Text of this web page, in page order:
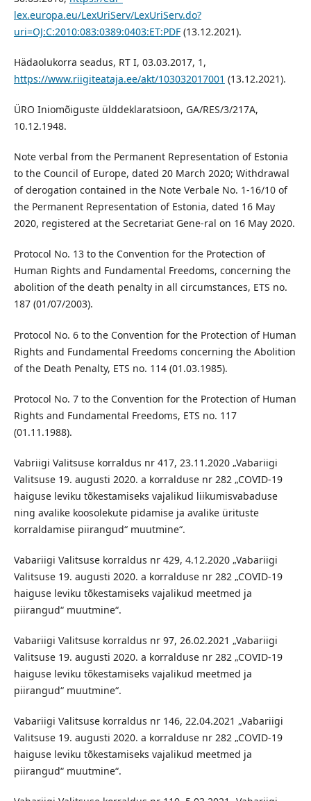
lex.europa.eu/LexUriServ/LexUriServ.do?
uri=OJ:C:2010:083:0389:0403:ET:PDF(13.12.2021).
Hädaolukorra seadus, RT I, 03.03.2017, 1,
https://www.riigiteataja.ee/akt/103032017001 (13.12.2021).
ÜRO Iniomõiguste ülddeklaratsioon, GA/RES/3/217A,
10.12.1948.
Note verbal from the Permanent Representation of Estonia
to the Council of Europe, dated 20 March 2020; Withdrawal
of derogation contained in the Note Verbale No. 1-16/10 of
the Permanent Representation of Estonia, dated 16 May
2020, registered at the Secretariat Gene-ral on 16 May 2020.
Protocol No. 13 to the Convention for the Protection of
Human Rights and Fundamental Freedoms, concerning the
abolition of the death penalty in all circumstances, ETS no.
187 (01/07/2003).
Protocol No. 6 to the Convention for the Protection of Human
Rights and Fundamental Freedoms concerning the Abolition
of the Death Penalty, ETS no. 114 (01.03.1985).
Protocol No. 7 to the Convention for the Protection of Human
Rights and Fundamental Freedoms, ETS no. 117
(01.11.1988).
Vabriigi Valitsuse korraldus nr 417, 23.11.2020 „Vabariigi
Valitsuse 19. augusti 2020. a korralduse nr 282 „COVID-19
haiguse leviku tõkestamiseks vajalikud liikumisvabaduse
ning avalike koosolekute pidamise ja avalike ürituste
korraldamise piirangud“ muutmine“.
Vabariigi Valitsuse korraldus nr 429, 4.12.2020 „Vabariigi
Valitsuse 19. augusti 2020. a korralduse nr 282 „COVID-19
haiguse leviku tõkestamiseks vajalikud meetmed ja
piirangud“ muutmine“.
Vabariigi Valitsuse korraldus nr 97, 26.02.2021 „Vabariigi
Valitsuse 19. augusti 2020. a korralduse nr 282 „COVID-19
haiguse leviku tõkestamiseks vajalikud meetmed ja
piirangud“ muutmine“.
Vabariigi Valitsuse korraldus nr 146, 22.04.2021 „Vabariigi
Valitsuse 19. augusti 2020. a korralduse nr 282 „COVID-19
haiguse leviku tõkestamiseks vajalikud meetmed ja
piirangud“ muutmine“.